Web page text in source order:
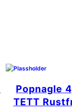
Popnagle
TETT